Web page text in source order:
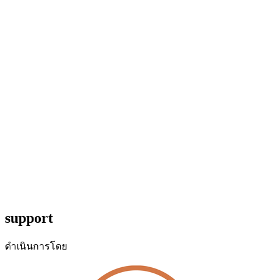
support
ดำเนินการโดย